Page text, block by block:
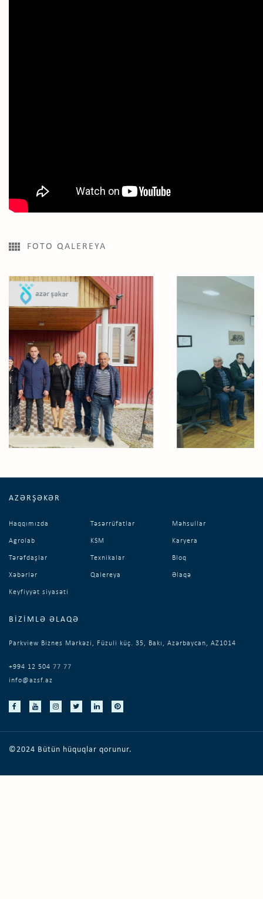
FOTO QALEREYA
AZƏRŞƏKƏR
Haqqımızda Təsərrüfatlar Məhsullar
Agrolab KSM Karyera
Tərəfdaşlar Texnikalar Bloq
Xəbərlər Qalereya Əlaqə
Keyfiyyət siyasəti
BIZIMLƏ ƏLAQƏ
Parkview Biznes Mərkəzi, Füzuli küç. 35, Bakı, Azərbaycan, AZ1014
+994 12 504 77 77
info@azsf.az
©2024 Bütün hüquqlar qorunur.